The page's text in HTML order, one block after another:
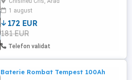
1 august
172 EUR
181 EUR
Telefon validat
Baterie Rombat Tempest 100Ah